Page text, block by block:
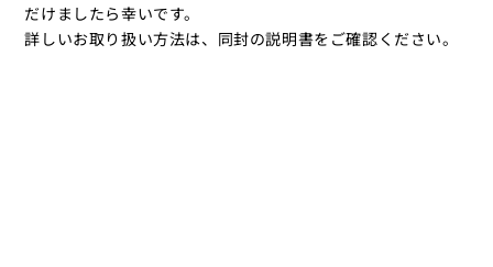
だけましたら幸いです。
詳しいお取り扱い方法は、同封の説明書をご確認ください。